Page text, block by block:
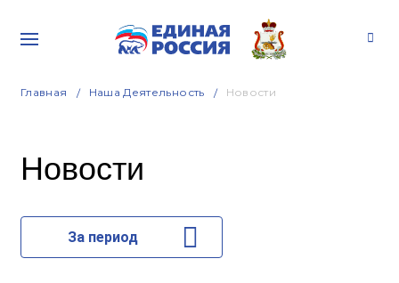
Главная Наша Деятельность Новости
Новости
За период